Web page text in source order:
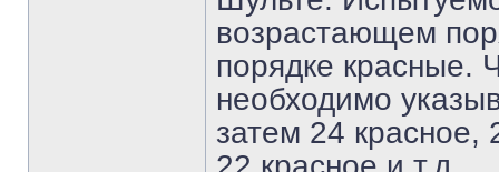
возрастающем
порядке красные.
необходимо
затем 24 красное,